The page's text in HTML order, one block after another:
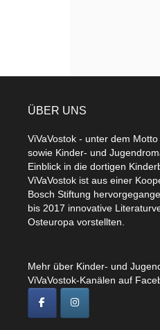
ÜBER UNS
ViVaVostok - unter dem
sowie Kinder- und
Einblick in die dortigen
ViVaVostok ist aus einer
Bosch Stiftung
bis 2017 innovative
Osteuropa vorstellten.
Mehr über Kinder- und
ViVaVostok-Kanälen auf